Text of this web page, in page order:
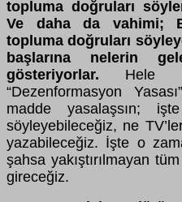
topluma doğruları
Ve daha da vahimi;
topluma doğruları
başlarına nelerin
gösteriyorlar. Hele
“Dezenformasyon
madde yasalaşsın;
söyleyebileceğiz, ne
yazabileceğiz. İşte o
şahsa yakıştırılmayan
gireceğiz.